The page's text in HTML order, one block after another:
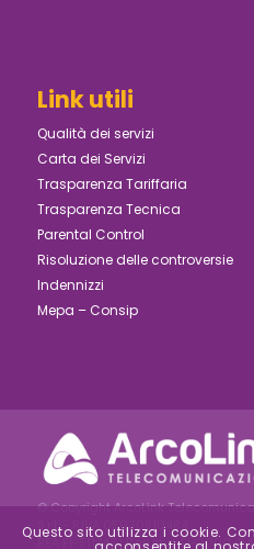
Link utili
Qualità dei servizi
Carta dei Servizi
Trasparenza Tariffaria
Trasparenza Tecnica
Parental Control
Risoluzione delle controversie
Indennizzi
Mepa – Consip
© Copyright ArcoLink
S.r.l. - P.IVA 05030810484
REA FI-511747 | Reg.Imp. FI-2000-
Questo sito utilizza i cookie.